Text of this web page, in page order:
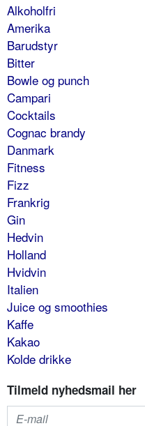
Alkoholfri
Amerika
Barudstyr
Bitter
Bowle og punch
Campari
Cocktails
Cognac brandy
Danmark
Fitness
Fizz
Frankrig
Gin
Hedvin
Holland
Hvidvin
Italien
Juice og smoothies
Kaffe
Kakao
Kolde drikke
Tilmeld nyhedsmail her